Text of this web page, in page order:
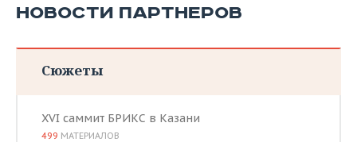
НОВОСТИ ПАРТНЕРОВ
Сюжеты
XVI саммит БРИКС в Казани
499 МАТЕРИАЛОВ